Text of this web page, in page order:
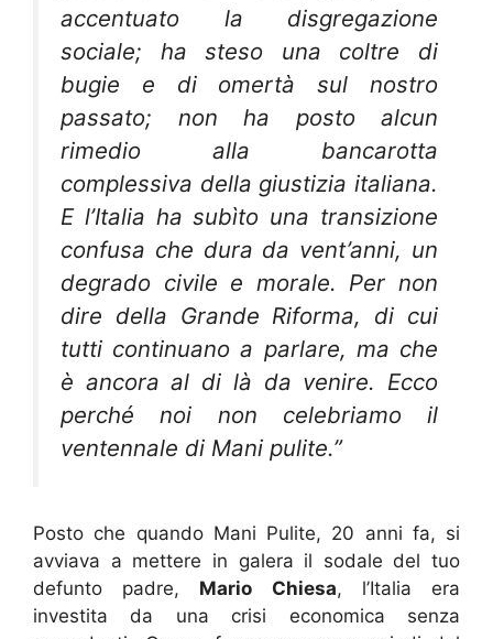
accentuato la disgregazione
sociale; ha steso una coltre di
bugie e di omertà sul nostro
passato; non ha posto alcun
rimedio alla bancarotta
complessiva della giustizia italiana.
E l’Italia ha subìto una transizione
confusa che dura da vent’anni, un
degrado civile e morale. Per non
dire della Grande Riforma, di cui
tutti continuano a parlare, ma che
è ancora al di là da venire. Ecco
perché noi non celebriamo il
ventennale di Mani pulite.”
Posto che quando Mani Pulite, 20 anni fa, si
avviava a mettere in galera il sodale del tuo
defunto padre, Mario Chiesa, l’Italia era
investita da una crisi economica senza